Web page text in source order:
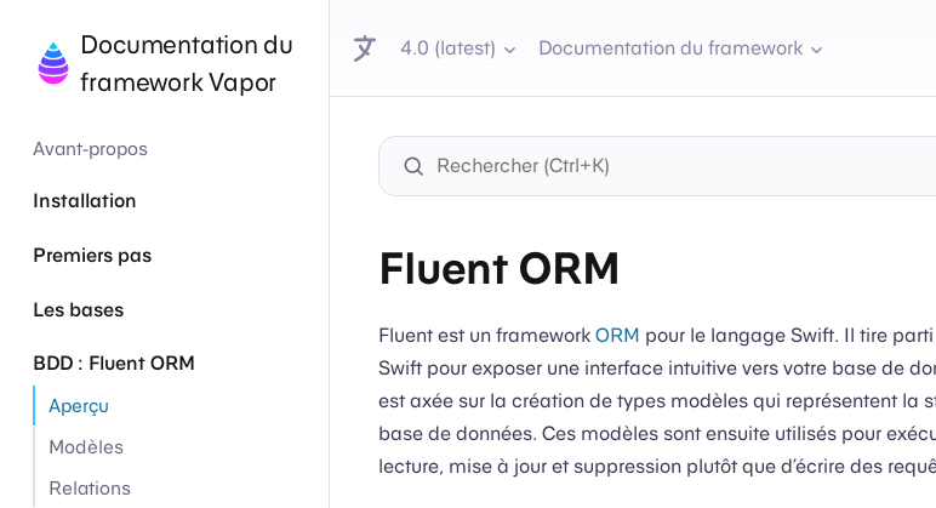
Documentation du
framework Vapor
Avant-propos
Installation
Premiers pas
Les bases
BDD : Fluent ORM
Aperçu
Modèles
Relations
4.0 (latest) Documentation du framework
Fluent ORM
Fluent est un framework ORM pour le langage Swift. Il tire
Swift pour exposer une interface intuitive vers votre base de
est axée sur la création de types modèles qui représentent la
base de données. Ces modèles sont ensuite utilisés pour
lecture, mise à jour et suppression plutôt que d’écrire des